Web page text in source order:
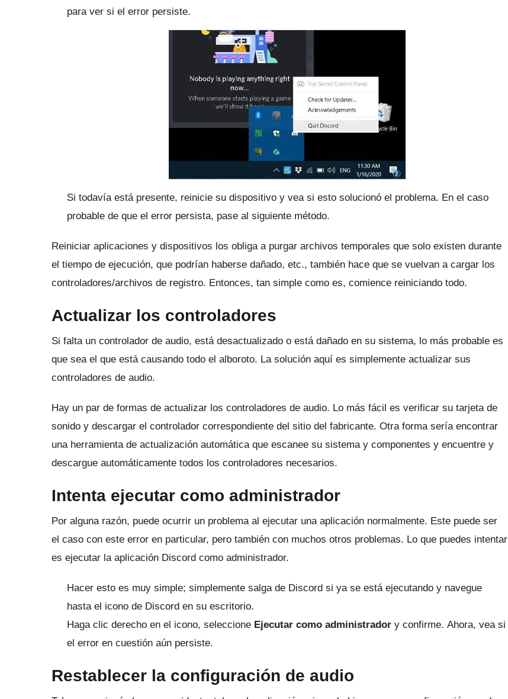
para ver si el error persiste.
Si todavía está presente, reinicie su dispositivo y vea si esto solucionó el problema. En el caso
probable de que el error persista, pase al siguiente método.
Reiniciar aplicaciones y dispositivos los obliga a purgar archivos temporales que solo existen durante
el tiempo de ejecución, que podrían haberse dañado, etc., también hace que se vuelvan a cargar los
controladores/archivos de registro. Entonces, tan simple como es, comience reiniciando todo.
Actualizar los controladores
Si falta un controlador de audio, está desactualizado o está dañado en su sistema, lo más probable es
que sea el que está causando todo el alboroto. La solución aquí es simplemente actualizar sus
controladores de audio.
Hay un par de formas de actualizar los controladores de audio. Lo más fácil es verificar su tarjeta de
sonido y descargar el controlador correspondiente del sitio del fabricante. Otra forma sería encontrar
una herramienta de actualización automática que escanee su sistema y componentes y encuentre y
descargue automáticamente todos los controladores necesarios.
Intenta ejecutar como administrador
Por alguna razón, puede ocurrir un problema al ejecutar una aplicación normalmente. Este puede ser
el caso con este error en particular, pero también con muchos otros problemas. Lo que puedes intentar
es ejecutar la aplicación Discord como administrador.
Hacer esto es muy simple; simplemente salga de Discord si ya se está ejecutando y navegue
hasta el icono de Discord en su escritorio.
Haga clic derecho en el icono, seleccione Ejecutar como administrador y confirme. Ahora, vea si
el error en cuestión aún persiste.
Restablecer la configuración de audio